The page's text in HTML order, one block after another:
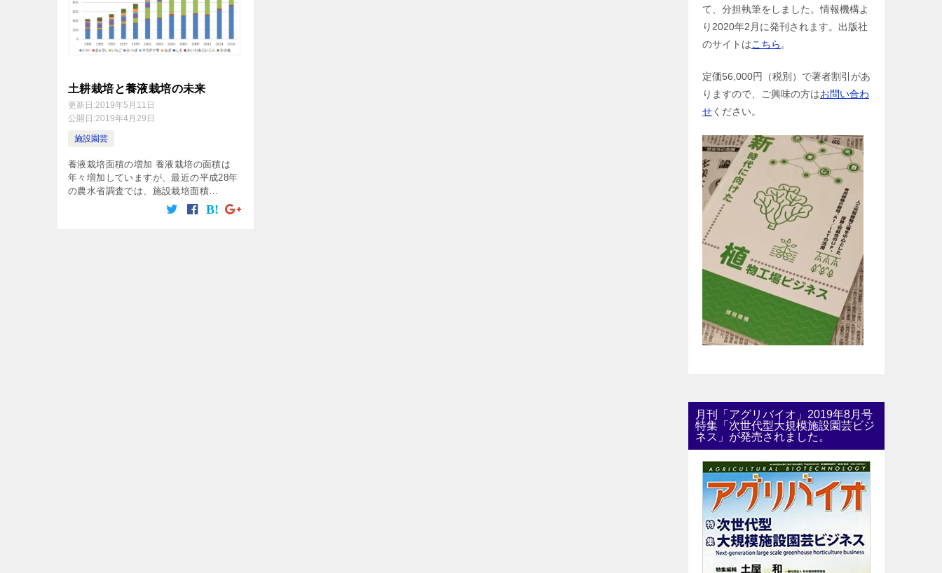
土耕栽培と養液栽培の未来
更新日:2019年5月11日
公開日:2019年4月29日
施設園芸
養液栽培面積の増加 養液栽培の面積は
年々増加していますが、最近の平成28年
の農水省調査では、施設栽培面積
43,220haに対し養液栽培面積2,003haで
約4.6%でした。平成19年の同調査では、
て、分担執筆をしました。情報機構よ
り2020年2月に発刊されます。出版社
のサイトはこちら 。
定価56,000円（税別）で著者割引があ
りますので、ご興味の方はお問い合わ
せください。
月刊「アグリバイオ」2019年8月号
特集「次世代型大規模施設園芸ビジ
ネス」が発売されました。